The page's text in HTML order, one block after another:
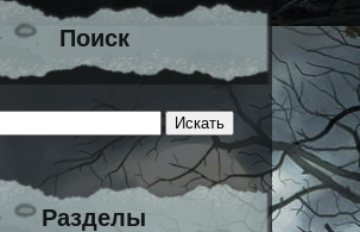
Поиск
Разделы